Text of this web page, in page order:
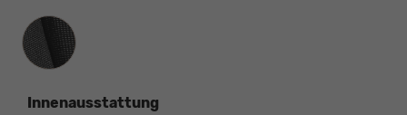
Innenausstattung
Innenausstattung